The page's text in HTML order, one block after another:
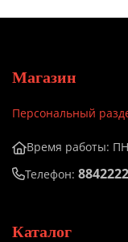
Магазин
Персональный
Время работы:
Телефон:
Каталог